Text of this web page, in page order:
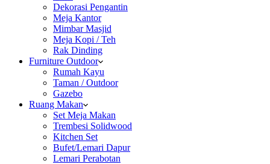
Dekorasi Pengantin
Meja Kantor
Mimbar Masjid
Meja Kopi / Teh
Rak Dinding
Furniture Outdoor
Rumah Kayu
Taman / Outdoor
Gazebo
Ruang Makan
Set Meja Makan
Trembesi Solidwood
Kitchen Set
Bufet/Lemari Dapur
Lemari Perabotan